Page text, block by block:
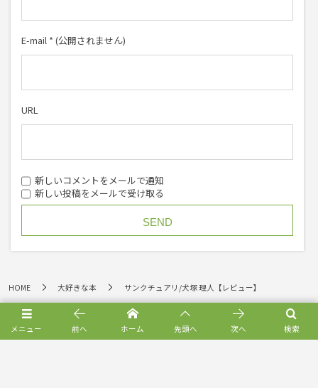
E-mail * (公開されません)
URL
新しいコメントをメールで通知
新しい投稿をメールで受け取る
HOME 大好きな本 サンクチュアリ/犬塚 理人【レビュー】
メニュー 検索
前へ ホーム 先頭へ 次へ